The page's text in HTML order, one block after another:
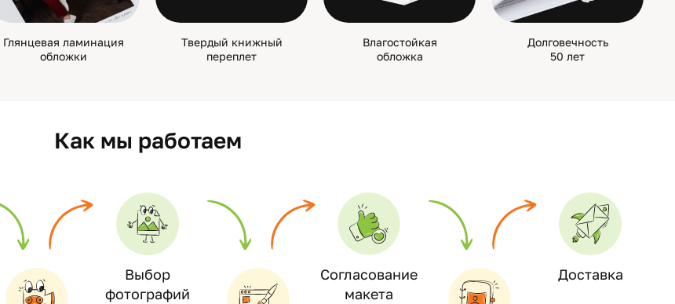
Глянцевая ламинация
обложки
Твердый книжный
переплет
Влагостойкая
обложка
Долговечность
50 лет
Как мы работаем
Выбор
фотографий
Согласование
макета
Доставка